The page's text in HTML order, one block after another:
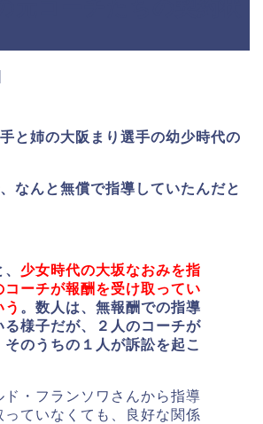
と姉の大阪まり選手の幼少時代の
なんと無償で指導していたんだと
少女時代の大坂なおみを指
コーチが報酬を受け取ってい
。数人は、無報酬での指導
る様子だが、２人のコーチが
のうちの１人が訴訟を起こ
ド・フランソワさんから指導
っていなくても、良好な関係